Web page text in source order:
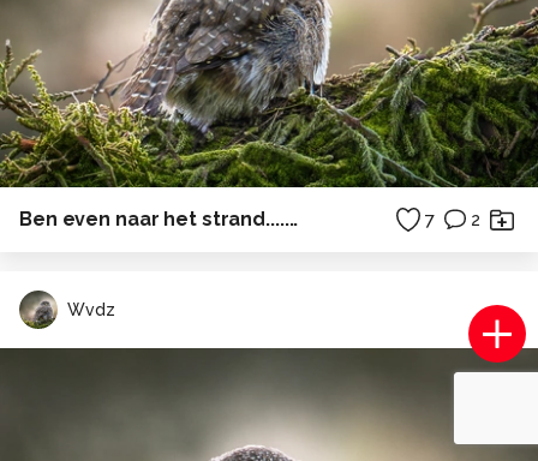
Ben even naar het strand....... 7 2
Wvdz